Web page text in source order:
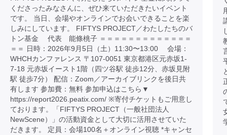
くださったみなさんに、ぜひ来ていただきたいイベント
です。 当日、会場やオンラインでお会いできることを楽
しみにしています。 FIFTYS PROJECT／わたしたちのバ
トン基金 代表 能條桃子 ＝＝＝＝＝＝＝＝＝＝＝＝＝
＝＝ 日時：2026年9月5日（土）11:30〜13:00 会場：
WHCHカンファレンス 〒107-0051 東京都港区元赤坂1-
7-18 元赤坂イースト1階（四ツ谷駅 徒歩12分、赤坂見附
駅 徒歩7分） 配信：Zoom／アーカイブリンクを後日共
有します 参加費：無料 参加申込はこちら▼
https://report2026.peatix.com/ ※寄付チケットもご用意し
ております。「FIFTYS PROJECT（一般社団法人
NewScene）」の活動資金として大切に活用させていた
だきます。 定員：会場100名＋オンライン視聴 *キャンセ